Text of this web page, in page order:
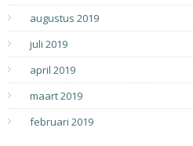
augustus 2019
juli 2019
april 2019
maart 2019
februari 2019